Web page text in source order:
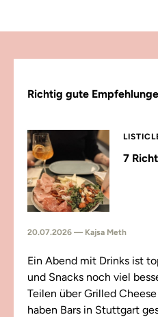
Richtig gute
7
20.07.2026 — Kajsa Meth
Ein Abend mit Drinks ist
und Snacks noch viel
Teilen über Grilled
haben Bars in Stuttgart